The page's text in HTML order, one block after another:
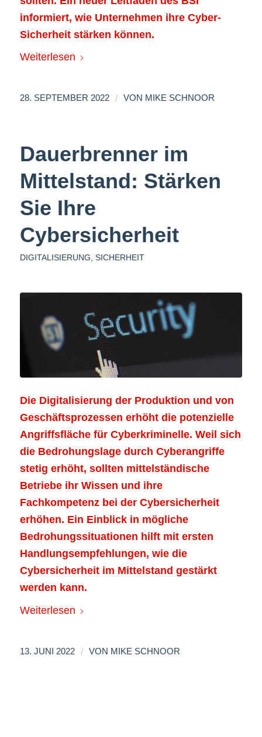
informiert, wie Unternehmen ihre Cyber-
Sicherheit stärken können.
Weiterlesen
28. SEPTEMBER 2022 / VON MIKE SCHNOOR
Dauerbrenner im
Mittelstand: Stärken
Sie Ihre
Cybersicherheit
DIGITALISIERUNG SICHERHEIT
Die Digitalisierung der Produktion und von
Geschäftsprozessen erhöht die potenzielle
Angriffsfläche für Cyberkriminelle. Weil sich
die Bedrohungslage durch Cyberangriffe
stetig erhöht, sollten mittelständische
Betriebe ihr Wissen und ihre
Fachkompetenz bei der Cybersicherheit
erhöhen. Ein Einblick in mögliche
Bedrohungssituationen hilft mit ersten
Handlungsempfehlungen, wie die
Cybersicherheit im Mittelstand gestärkt
werden kann.
Weiterlesen
13. JUNI 2022 / VON MIKE SCHNOOR